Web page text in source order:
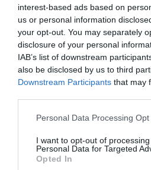
interest-based ads based on
us or personal information
your opt-out. You may separately
disclosure of your personal
IAB’s list of downstream
also be disclosed by us to third
Downstream Participants that may
Personal Data Processing
I want to opt-out of
Personal Data for Targeted
Opted In
Ανώνυμος
20/03 - 00:42
Μην λετε οτι σας
Τα φανάρια δεν δουλευαν
αλήθεια, βέβαια αυτο δεν
συγκεκριμένη περιπτωση
τις τελευταιες 1-2 μερες.
μονο.